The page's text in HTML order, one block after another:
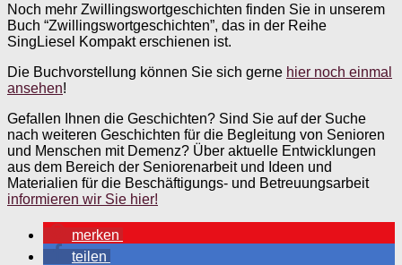
Noch mehr Zwillingswortgeschichten finden Sie in unserem
Buch “Zwillingswortgeschichten”, das in der Reihe
SingLiesel Kompakt erschienen ist.
Die Buchvorstellung können Sie sich gerne hier noch einmal
ansehen!
Gefallen Ihnen die Geschichten? Sind Sie auf der Suche
nach weiteren Geschichten für die Begleitung von Senioren
und Menschen mit Demenz? Über aktuelle Entwicklungen
aus dem Bereich der Seniorenarbeit und Ideen und
Materialien für die Beschäftigungs- und Betreuungsarbeit
informieren wir Sie hier!
merken
teilen